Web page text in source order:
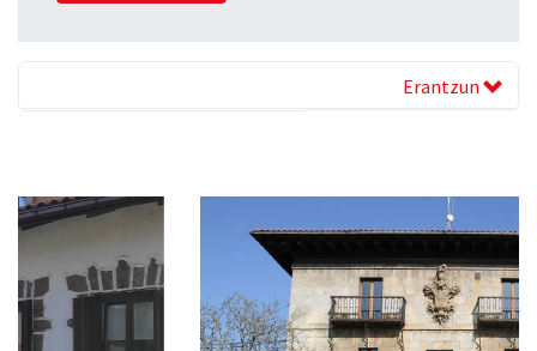
Erantzun